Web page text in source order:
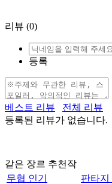
리뷰 (0)
등록
베스트 리뷰
전체 리뷰
등록된 리뷰가 없습니다.
같은 장르 추천작
무협 인기
판타지